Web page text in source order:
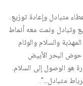
متبادل وإعادة توزيع.
وتبادل ونمت معه أنماط
والسلام والوئام
حوض البحر الأبيض
هو الوصول إلى السلام.
متبادل...".